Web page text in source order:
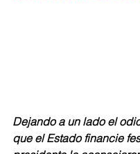
Dejando a un lado el
que el Estado financie